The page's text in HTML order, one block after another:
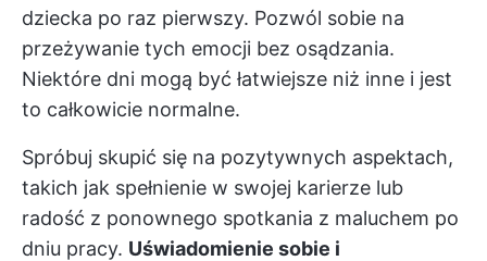
dziecka po raz pierwszy. Pozwól sobie na
przeżywanie tych emocji bez osądzania.
Niektóre dni mogą być łatwiejsze niż inne i jest
to całkowicie normalne.
Spróbuj skupić się na pozytywnych aspektach,
takich jak spełnienie w swojej karierze lub
radość z ponownego spotkania z maluchem po
dniu pracy. Uświadomienie sobie i